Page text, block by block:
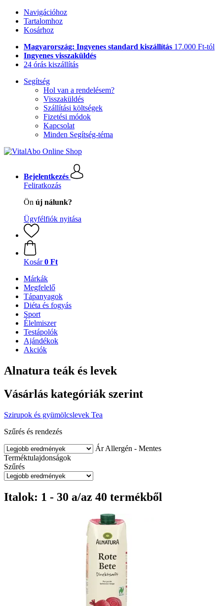
Navigációhoz
Tartalomhoz
Kosárhoz
Magyarország: Ingyenes standard kiszállítás 17.000 Ft-tól
Ingyenes visszaküldés
24 órás kiszállítás
Segítség
Hol van a rendelésem?
Visszaküldés
Szállítási költségek
Fizetési módok
Kapcsolat
Minden Segítség-téma
Bejelentkezés
Feliratkozás
Ön új nálunk?
Ügyfélfiók nyitása
Kosár 0 Ft
Márkák
Megfelelő
Tápanyagok
Diéta és fogyás
Sport
Élelmiszer
Testápolók
Ajándékok
Akciók
Alnatura teák és levek
Vásárlás kategóriák szerint
Szirupok és gyümölcslevek Tea
Szűrés és rendezés
Ár Allergén - Mentes
Terméktulajdonságok
Szűrés
Italok: 1 - 30 a/az 40 termékből